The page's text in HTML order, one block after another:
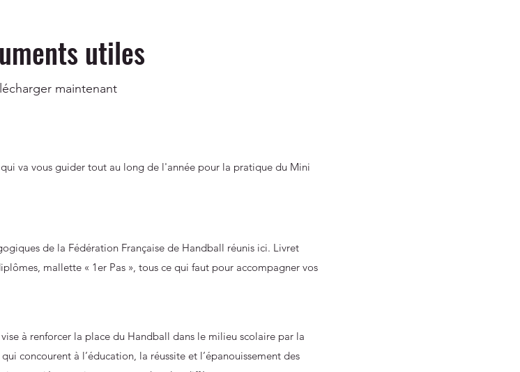
utiles
maintenant
va vous guider tout au long de l'année pour la pratique du Mini
de la Fédération Française de Handball réunis ici. Livret
mallette « 1er Pas », tous ce qui faut pour accompagner vos
à renforcer la place du Handball dans le milieu scolaire par la
concourent à l’éducation, la réussite et l’épanouissement des